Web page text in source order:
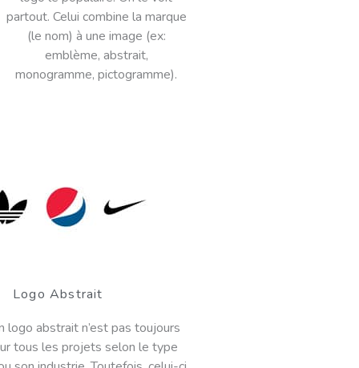
partout. Celui combine la marque
(le nom) à une image (ex:
emblème, abstrait,
monogramme, pictogramme).
Logo Abstrait
logo abstrait n’est pas toujours
tous les projets selon le type